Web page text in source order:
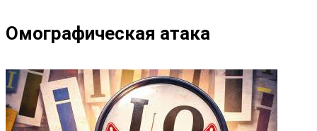
Омографическая атака